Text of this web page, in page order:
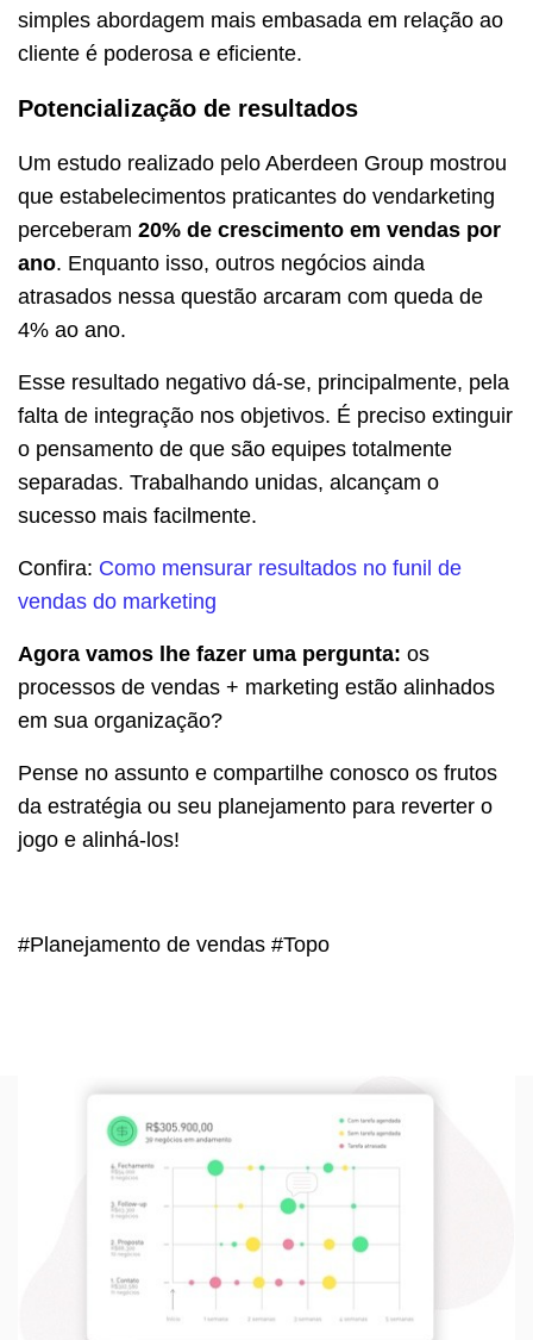
simples abordagem mais embasada em relação ao
cliente é poderosa e eficiente.
Potencialização de resultados
Um estudo realizado pelo Aberdeen Group mostrou
que estabelecimentos praticantes do vendarketing
perceberam 20% de crescimento em vendas por
ano. Enquanto isso, outros negócios ainda
atrasados nessa questão arcaram com queda de
4% ao ano.
Esse resultado negativo dá-se, principalmente, pela
falta de integração nos objetivos. É preciso extinguir
o pensamento de que são equipes totalmente
separadas. Trabalhando unidas, alcançam o
sucesso mais facilmente.
Confira: Como mensurar resultados no funil de
vendas do marketing
Agora vamos lhe fazer uma pergunta: os
processos de vendas + marketing estão alinhados
em sua organização?
Pense no assunto e compartilhe conosco os frutos
da estratégia ou seu planejamento para reverter o
jogo e alinhá-los!
#Planejamento de vendas #Topo